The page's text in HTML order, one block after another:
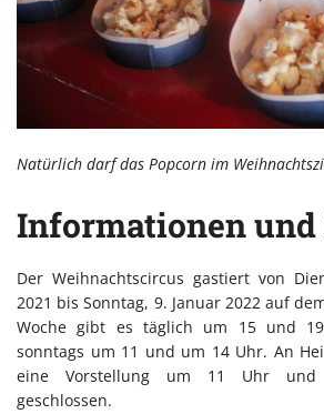
Natürlich darf das Popcorn im
Informationen und
Der Weihnachtscircus gastiert von
2021 bis Sonntag, 9. Januar 2022 auf
Woche gibt es täglich um 15 und
sonntags um 11 und um 14 Uhr. An
eine Vorstellung um 11 Uhr und
geschlossen.